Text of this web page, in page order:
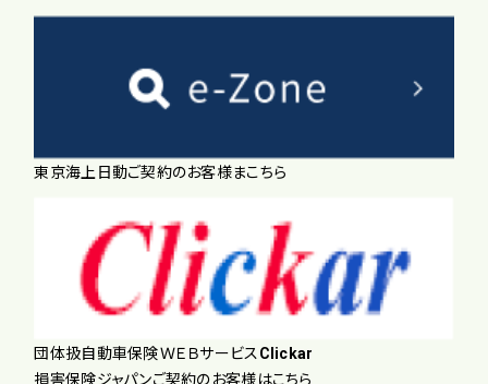
東京海上日動ご契約のお客様まこちら
団体扱自動車保険ＷＥＢサービスClickar
損害保険ジャパンご契約のお客様はこちら